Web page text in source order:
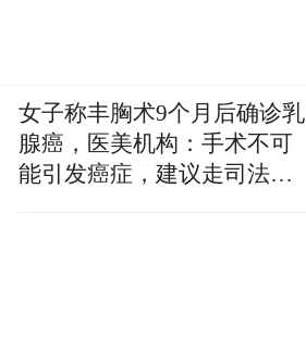
女子称丰胸术9个月后确诊乳
腺癌，医美机构：手术不可
能引发癌症，建议走司法途